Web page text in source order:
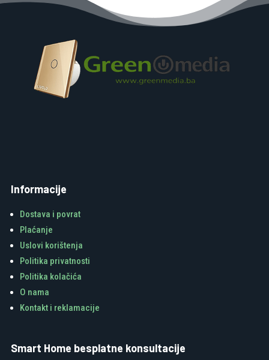
Informacije
Dostava i povrat
Plaćanje
Uslovi korištenja
Politika privatnosti
Politika kolačića
O nama
Kontakt i reklamacije
Smart Home besplatne konsultacije